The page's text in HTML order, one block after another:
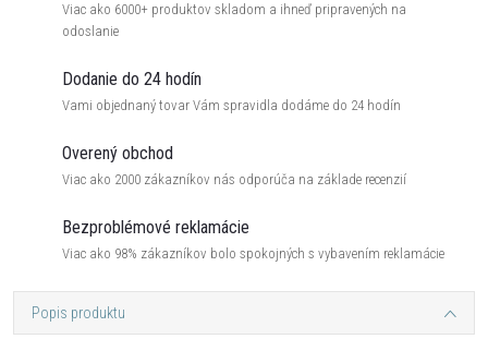
Viac ako 6000+ produktov skladom a ihneď pripravených na
odoslanie
Dodanie do 24 hodín
Vami objednaný tovar Vám spravidla dodáme do 24 hodín
Overený obchod
Viac ako 2000 zákazníkov nás odporúča na základe recenzií
Bezproblémové reklamácie
Viac ako 98% zákazníkov bolo spokojných s vybavením reklamácie
Popis produktu